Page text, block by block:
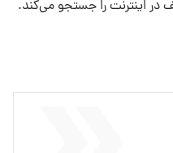
در اینترنت را جستجو می‌کند.